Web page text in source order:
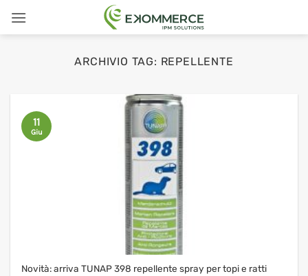
ARCHIVIO TAG: REPELLENTE
Novità: arriva TUNAP 398 repellente spray per topi e ratti
11
Giu